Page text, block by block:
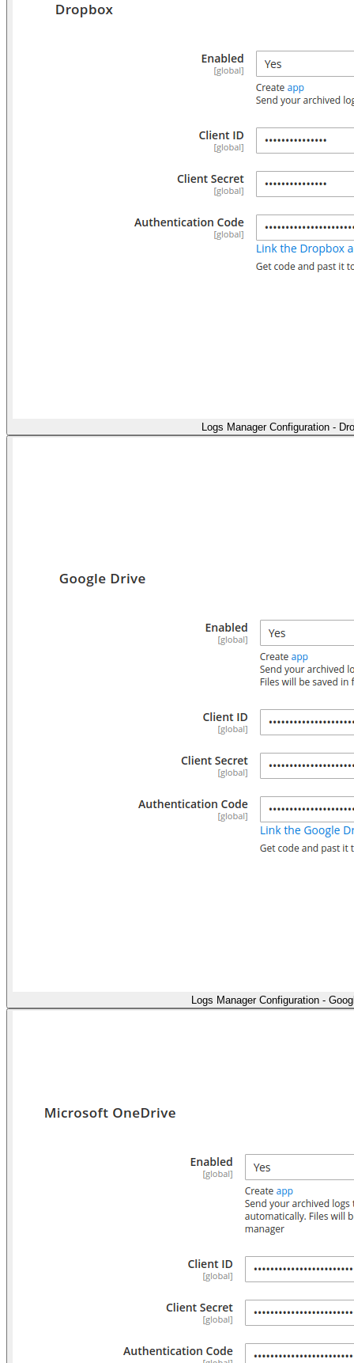
Logs Manager Configuration -
Logs Manager Configuration -